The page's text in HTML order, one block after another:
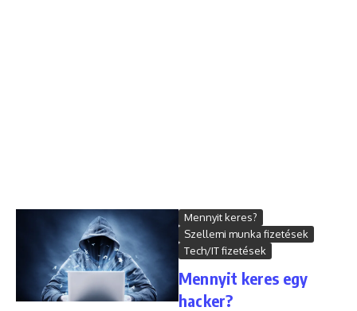
Mennyit keres?
Szellemi munka fizetések
Tech/IT fizetések
Mennyit keres egy
hacker?